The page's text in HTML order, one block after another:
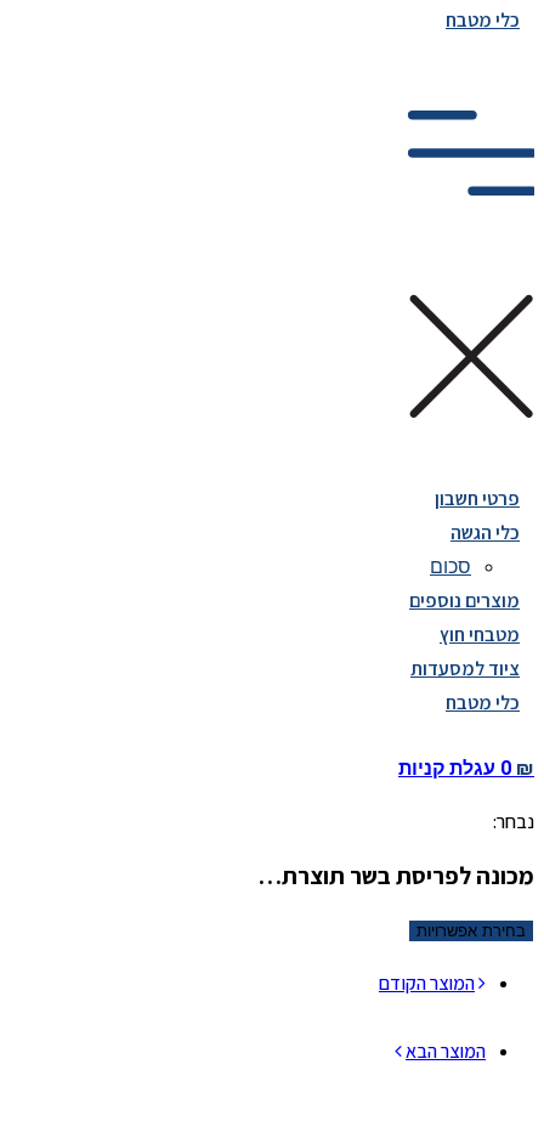
כלי מטבח
פרטי חשבון
כלי הגשה
סכום
מוצרים נוספים
מטבחי חוץ
ציוד למסעדות
כלי מטבח
₪
0 עגלת קניות
נבחר:
מכונה לפריסת בשר תוצרת…
בחירת אפשרויות
המוצר הקודם
המוצר הבא